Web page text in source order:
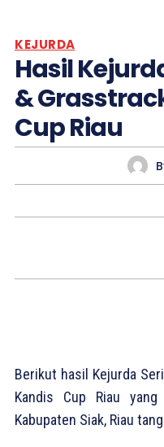
KEJURDA
Hasil
&
Cup Riau
Berikut hasil Kejurda
Kandis Cup Riau
Kabupaten Siak, Riau